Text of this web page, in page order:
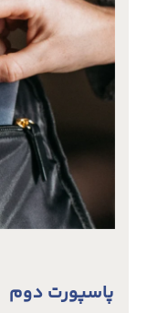
پاسپورت دوم